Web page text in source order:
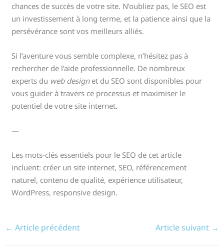
chances de succès de votre site. N’oubliez pas, le SEO est
un investissement à long terme, et la patience ainsi que la
persévérance sont vos meilleurs alliés.
Si l’aventure vous semble complexe, n’hésitez pas à
rechercher de l’aide professionnelle. De nombreux
experts du web designet du SEO sont disponibles pour
vous guider à travers ce processus et maximiser le
potentiel de votre site internet.
—
Les mots-clés essentiels pour le SEO de cet article
incluent: créer un site internet, SEO, référencement
naturel, contenu de qualité, expérience utilisateur,
WordPress, responsive design.
← Article précédent Article suivant →